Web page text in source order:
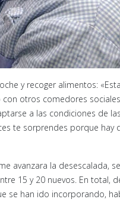
y recoger alimentos:
otros comedores
a las condiciones de
te sorprendes porque hay
avanzara la desescalada,
15 y 20 nuevos. En total,
se han ido incorporando,